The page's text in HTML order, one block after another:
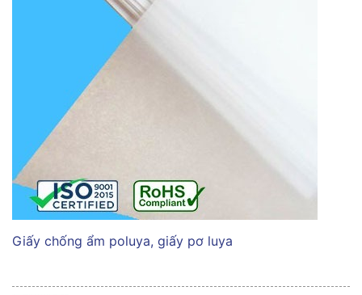
Giấy chống ẩm poluya, giấy pơ luya